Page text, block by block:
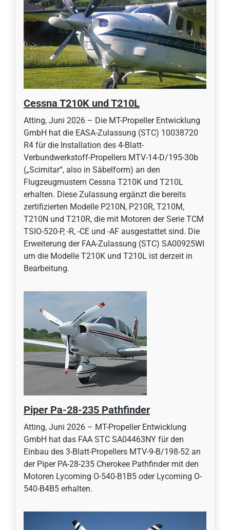
Cessna T210K und T210L
Atting, Juni 2026 – Die MT-Propeller Entwicklung
GmbH hat die EASA-Zulassung (STC) 10038720
R4 für die Installation des 4-Blatt-
Verbundwerkstoff-Propellers MTV-14-D/195-30b
(„Scimitar“, also in Säbelform) an den
Flugzeugmustern Cessna T210K und T210L
erhalten. Diese Zulassung ergänzt die bereits
zertifizierten Modelle P210N, P210R, T210M,
T210N und T210R, die mit Motoren der Serie TCM
TSIO-520-P, -R, -CE und -AF ausgestattet sind. Die
Erweiterung der FAA-Zulassung (STC) SA00925WI
um die Modelle T210K und T210L ist derzeit in
Bearbeitung.
Piper Pa-28-235 Pathfinder
Atting, Juni 2026 – MT-Propeller Entwicklung
GmbH hat das FAA STC SA04463NY für den
Einbau des 3-Blatt-Propellers MTV-9-B/198-52 an
der Piper PA-28-235 Cherokee Pathfinder mit den
Motoren Lycoming O-540-B1B5 oder Lycoming O-
540-B4B5 erhalten.